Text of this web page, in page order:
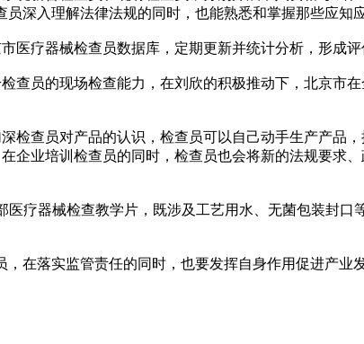
深入理解法律法规的同时，也能熟悉和掌握那些应知
疗器械检查员数据库，定期更新并统计分析，形成评
员的现场检查能力，在刘欣的积极推动下，北京市
查员对产品的认识，检查员可以自己动手生产产品，
企业培训检查员的同时，检查员也会将新的法规要求
器械检查教学片，既涉及工艺用水、无菌包装封口
落实监管责任的同时，也要发挥自身作用促进产业